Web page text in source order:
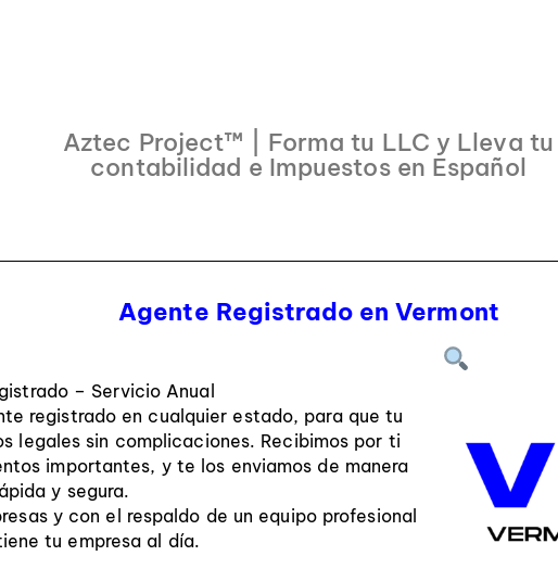
Aztec Project™ | Forma tu LLC y Lleva tu
contabilidad e Impuestos en Español
Agente Registrado en Vermont
– Servicio Anual
registrado en cualquier estado, para que tu
legales sin complicaciones. Recibimos por ti
importantes, y te los enviamos de manera
y segura.
y con el respaldo de un equipo profesional
tu empresa al día.